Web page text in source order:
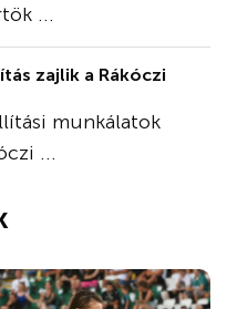
...
zajlik a Rákóczi
munkálatok
...